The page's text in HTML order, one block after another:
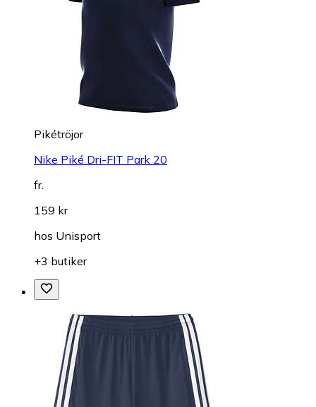
Pikétröjor
Nike Piké Dri-FIT Park 20
fr.
159 kr
hos Unisport
+3 butiker